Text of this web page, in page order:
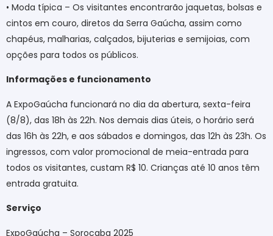
• Moda típica – Os visitantes encontrarão jaquetas, bolsas e
cintos em couro, diretos da Serra Gaúcha, assim como
chapéus, malharias, calçados, bijuterias e semijoias, com
opções para todos os públicos.
Informações e funcionamento
A ExpoGaúcha funcionará no dia da abertura, sexta-feira
(8/8), das 18h às 22h. Nos demais dias úteis, o horário será
das 16h às 22h, e aos sábados e domingos, das 12h às 23h. Os
ingressos, com valor promocional de meia-entrada para
todos os visitantes, custam R$ 10. Crianças até 10 anos têm
entrada gratuita.
Serviço
ExpoGaúcha – Sorocaba 2025